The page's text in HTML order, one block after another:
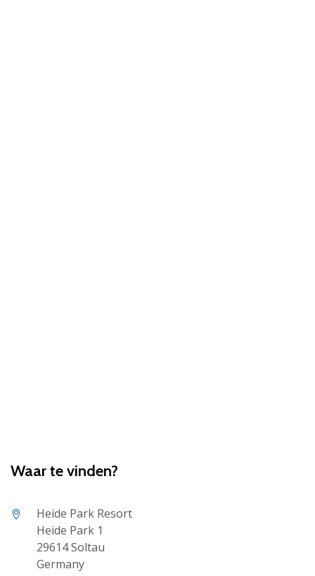
Waar te vinden?
Heide Park Resort
Heide Park 1
29614 Soltau
Germany